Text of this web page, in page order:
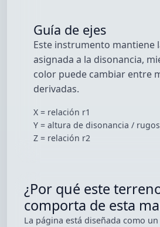
Guía de ejes
Este instrumento mantiene
asignada a la disonancia,
color puede cambiar entre
derivadas.
X = relación r1
Y = altura de disonancia /
Z = relación r2
¿Por qué este
comporta de esta
La página está diseñada como